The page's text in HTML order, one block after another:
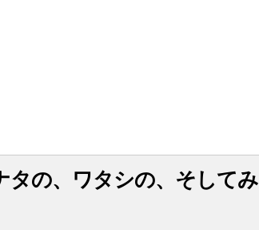
タの、ワタシの、そしてみ